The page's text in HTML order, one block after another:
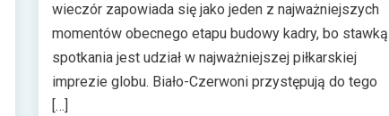
wieczór zapowiada się jako jeden z najważniejszych
momentów obecnego etapu budowy kadry, bo stawką
spotkania jest udział w najważniejszej piłkarskiej
imprezie globu. Biało-Czerwoni przystępują do tego
[…]